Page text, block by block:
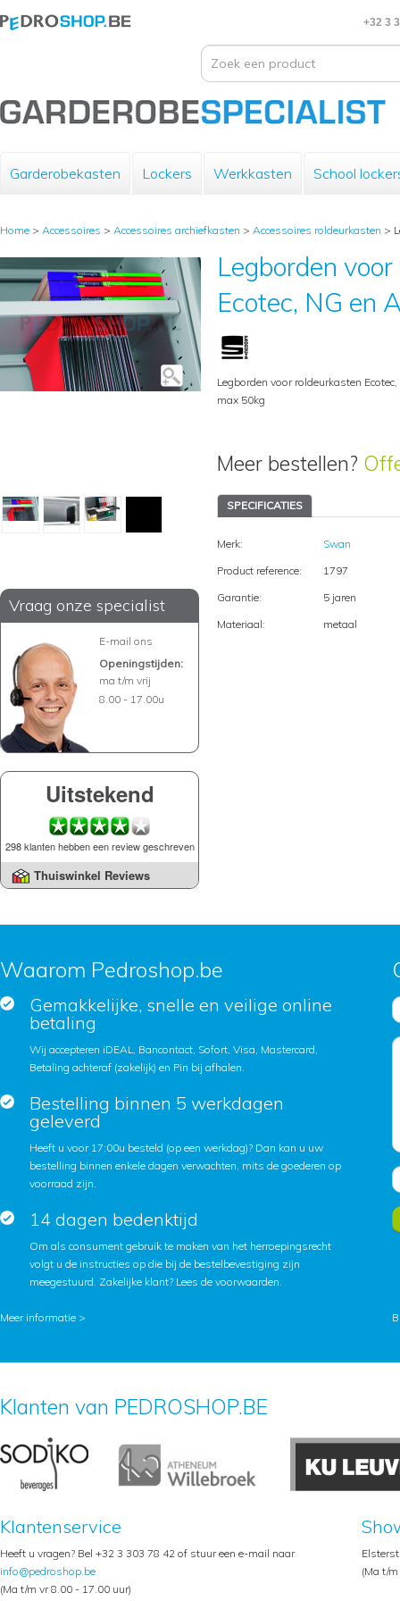
+32 3
Garderobekasten Lockers Werkkasten School
Home > Accessoires > Accessoires archiefkasten > Accessoires roldeurkasten >
Vraag onze specialist
E-mail ons
Openingstijden:
ma t/m vrij
8.00 - 17.00u
Uitstekend
298 klanten hebben een review geschreven
Thuiswinkel Reviews
Legborden
Ecotec, NG en
Legborden voor roldeurkasten
max 50kg
Meer bestellen?
SPECIFICATIES
Merk:
Swan
Product reference:
1797
Garantie:
5 jaren
Materiaal:
metaal
Waarom Pedroshop.be
Gemakkelijke, snelle en veilige online
betaling
Wij accepteren iDEAL, Bancontact, Sofort, Visa, Mastercard,
Betaling achteraf (zakelijk) en Pin bij afhalen.
Bestelling binnen 5 werkdagen
geleverd
Heeft u voor 17:00u besteld (op een werkdag)? Dan kan u uw
bestelling binnen enkele dagen verwachten, mits de goederen op
voorraad zijn.
14 dagen bedenktijd
Om als consument gebruik te maken van het herroepingsrecht
volgt u de instructies op die bij de bestelbevestiging zijn
meegestuurd. Zakelijke klant? Lees de voorwaarden.
Meer informatie >
Klanten van PEDROSHOP.BE
Klantenservice
Heeft u vragen? Bel +32 3 303 78 42 of stuur een e-mail naar
info@pedroshop.be
(Ma t/m vr 8.00 - 17.00 uur)
(Ma t/